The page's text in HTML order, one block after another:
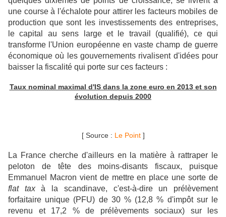
une course à l'échalote pour attirer les facteurs mobiles de
production que sont les investissements des entreprises,
le capital au sens large et le travail (qualifié), ce qui
transforme l'Union européenne en vaste champ de guerre
économique où les gouvernements rivalisent d'idées pour
baisser la fiscalité qui porte sur ces facteurs :
Taux nominal maximal d'IS dans la zone euro en 2013 et son
évolution depuis 2000
[ Source : Le Point]
La France cherche d'ailleurs en la matière à rattraper le
peloton de tête des moins-disants fiscaux, puisque
Emmanuel Macron vient de mettre en place une sorte de
flat taxà la scandinave, c'est-à-dire un prélèvement
forfaitaire unique (PFU) de 30 % (12,8 % d'impôt sur le
revenu et 17,2 % de prélèvements sociaux) sur les